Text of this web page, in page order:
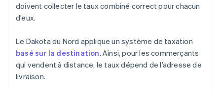
doivent collecter le taux combiné correct pour chacun
d’eux.
Le Dakota du Nord applique un système de taxation
basé sur la destination. Ainsi, pour les commerçants
qui vendent à distance, le taux dépend de l’adresse de
livraison.